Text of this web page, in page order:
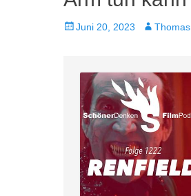
Veröffentlicht
Juni 20, 2023 AutorThomas